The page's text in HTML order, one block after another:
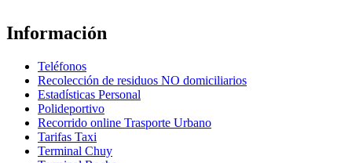
Información
Teléfonos
Recolección de residuos NO domiciliarios
Estadísticas Personal
Polideportivo
Recorrido online Trasporte Urbano
Tarifas Taxi
Terminal Chuy